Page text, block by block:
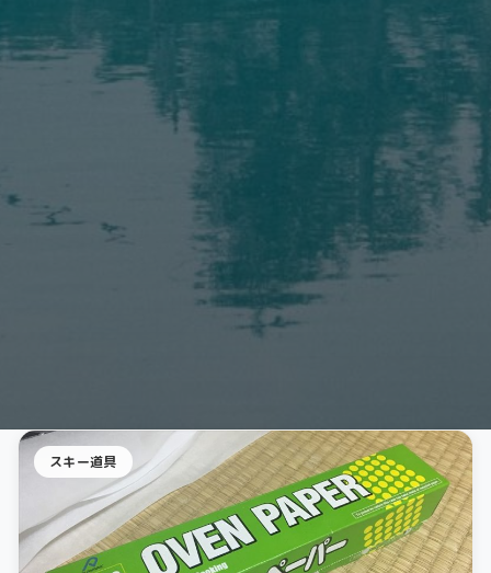
スキー道具